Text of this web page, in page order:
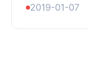
在評論區看
2019-01-07